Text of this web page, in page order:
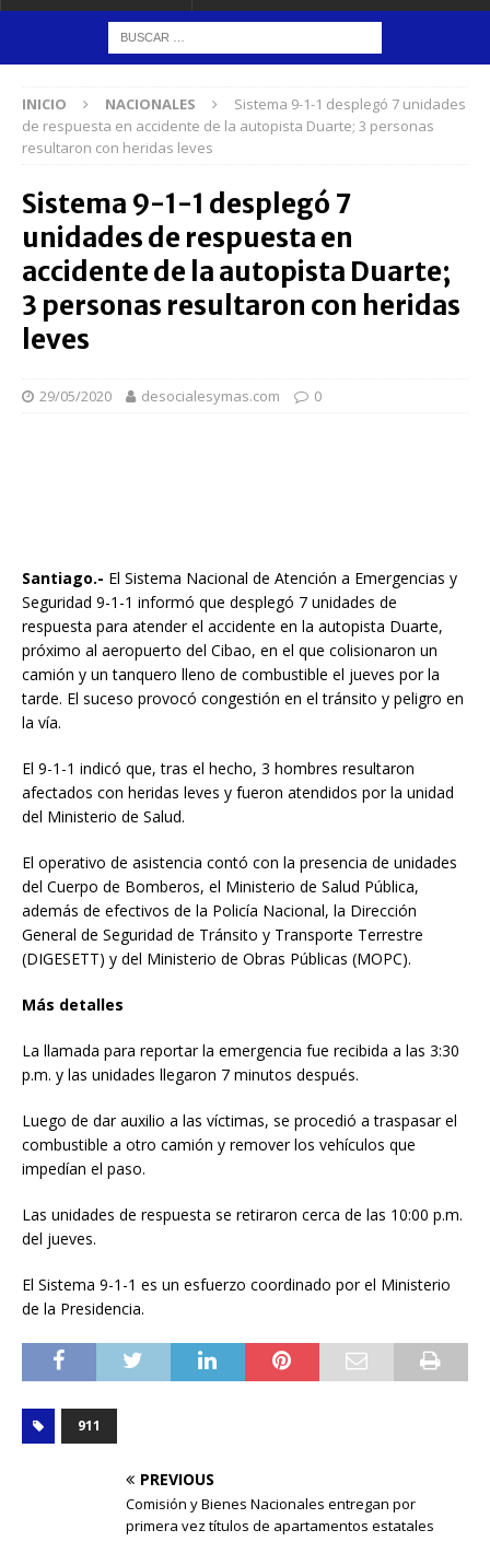
INICIO NACIONALES
Sistema 9-1-1 desplegó 7 unidades
de respuesta en accidente de la autopista Duarte; 3 personas
resultaron con heridas leves
Sistema 9-1-1 desplegó 7
unidades de respuesta en
accidente de la autopista Duarte;
3 personas resultaron con heridas
leves
29/05/2020 desocialesymas.com 0
Santiago.- El Sistema Nacional de Atención a Emergencias y
Seguridad 9-1-1 informó que desplegó 7 unidades de
respuesta para atender el accidente en la autopista Duarte,
próximo al aeropuerto del Cibao, en el que colisionaron un
camión y un tanquero lleno de combustible el jueves por la
tarde. El suceso provocó congestión en el tránsito y peligro en
la vía.
El 9-1-1 indicó que, tras el hecho, 3 hombres resultaron
afectados con heridas leves y fueron atendidos por la unidad
del Ministerio de Salud.
El operativo de asistencia contó con la presencia de unidades
del Cuerpo de Bomberos, el Ministerio de Salud Pública,
además de efectivos de la Policía Nacional, la Dirección
General de Seguridad de Tránsito y Transporte Terrestre
(DIGESETT) y del Ministerio de Obras Públicas (MOPC).
Más detalles
La llamada para reportar la emergencia fue recibida a las 3:30
p.m. y las unidades llegaron 7 minutos después.
Luego de dar auxilio a las víctimas, se procedió a traspasar el
combustible a otro camión y remover los vehículos que
impedían el paso.
Las unidades de respuesta se retiraron cerca de las 10:00 p.m.
del jueves.
El Sistema 9-1-1 es un esfuerzo coordinado por el Ministerio
de la Presidencia.
911
PREVIOUS
Comisión y Bienes Nacionales entregan por
primera vez títulos de apartamentos estatales